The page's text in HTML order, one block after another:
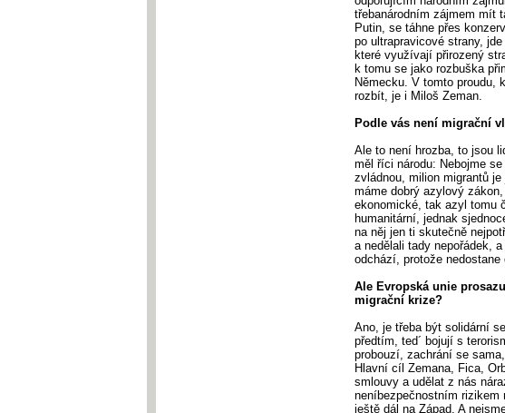
třebanárodním zájmem mít
Putin, se táhne přes
po ultrapravicové strany,
které využívají přirozený
k tomu se jako rozbuška
Německu. V tomto proudu,
rozbít, je i Miloš Zeman.
Podle vás není migrační
Ale to není hrozba, to jsou
měl říci národu: Nebojme
zvládnou, milion migrantů
máme dobrý azylový
ekonomické, tak azyl tomu
humanitární, jednak
na něj jen ti skutečně
a nedělali tady nepořádek,
odchází, protože
Ale Evropská unie
migrační krize?
Ano, je třeba být solidární
předtím, ted´ bojují s
probouzí, zachrání se
Hlavní cíl Zemana, Fica,
smlouvy a udělat z nás
neníbezpečnostním
ještě dál na Západ. A